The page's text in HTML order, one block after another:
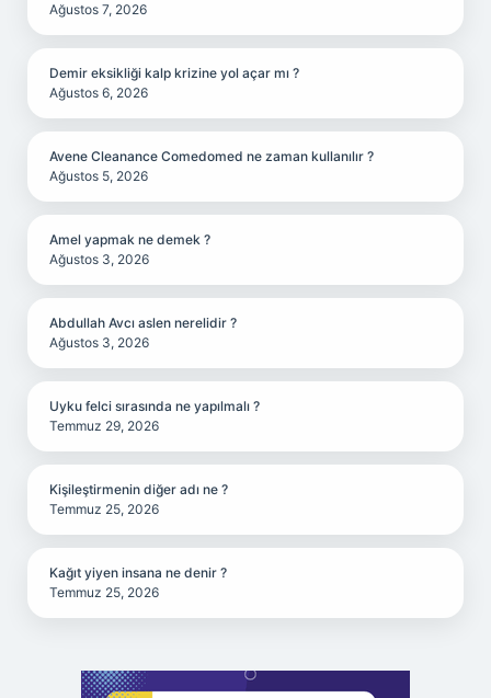
Ağustos 7, 2026
Demir eksikliği kalp krizine yol açar mı ?
Ağustos 6, 2026
Avene Cleanance Comedomed ne zaman kullanılır ?
Ağustos 5, 2026
Amel yapmak ne demek ?
Ağustos 3, 2026
Abdullah Avcı aslen nerelidir ?
Ağustos 3, 2026
Uyku felci sırasında ne yapılmalı ?
Temmuz 29, 2026
Kişileştirmenin diğer adı ne ?
Temmuz 25, 2026
Kağıt yiyen insana ne denir ?
Temmuz 25, 2026